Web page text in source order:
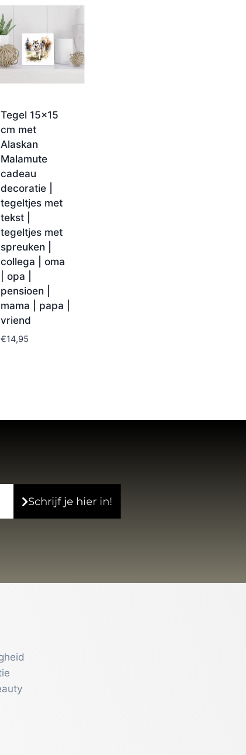
Tegel 15×15
cm met
Alaskan
Malamute
cadeau
decoratie |
tegeltjes met
tekst |
tegeltjes met
spreuken |
collega | oma
| opa |
pensioen |
mama | papa |
vriend
€14,95
Schrijf je hier in!